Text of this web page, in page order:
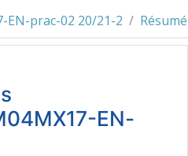
EN-prac-02 20/21-2
Résumé
EN-